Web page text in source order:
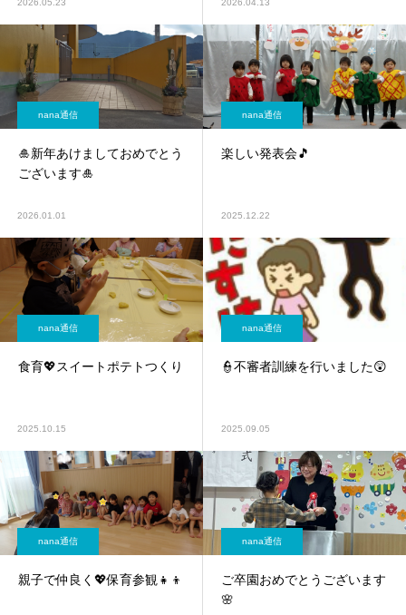
2026.05.23 2026.04.13
nana通信
🎍新年あけましておめでとう
ございます🎍
2026.01.01
nana通信
楽しい発表会🎵
2025.12.22
nana通信
食育💖スイートポテトつくり
2025.10.15
nana通信
👮不審者訓練を行いました😲
2025.09.05
nana通信
親子で仲良く💖保育参観👧👦
nana通信
ご卒園おめでとうございます
🌸